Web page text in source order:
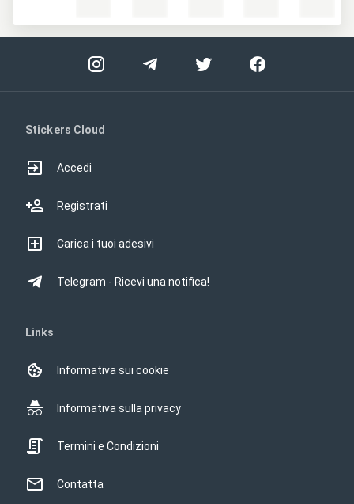
Stickers Cloud
Accedi
Registrati
Carica i tuoi adesivi
Telegram - Ricevi una notifica!
Links
Informativa sui cookie
Informativa sulla privacy
Termini e Condizioni
Contatta